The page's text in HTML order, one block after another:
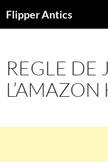
auFlipper Antics
REGLE DE